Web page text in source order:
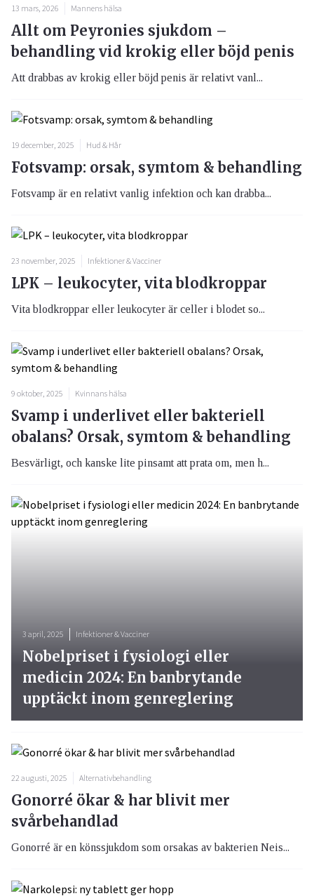
13 mars, 2026 Mannens hälsa
Allt om Peyronies sjukdom –
behandling vid krokig eller böjd penis
Att drabbas av krokig eller böjd penis är relativt vanl...
19 december, 2025 Hud & Hår
Fotsvamp: orsak, symtom & behandling
Fotsvamp är en relativt vanlig infektion och kan drabba...
23 november, 2025 Infektioner & Vacciner
LPK – leukocyter, vita blodkroppar
Vita blodkroppar eller leukocyter är celler i blodet so...
9 oktober, 2025 Kvinnans hälsa
Svamp i underlivet eller bakteriell
obalans? Orsak, symtom & behandling
Besvärligt, och kanske lite pinsamt att prata om, men h...
22 augusti, 2025 Alternativbehandling
Gonorré ökar & har blivit mer
svårbehandlad
Gonorré är en könssjukdom som orsakas av bakterien Neis...
3 april, 2025 Infektioner & Vacciner
Nobelpriset i fysiologi eller
medicin 2024: En banbrytande
upptäckt inom genreglering